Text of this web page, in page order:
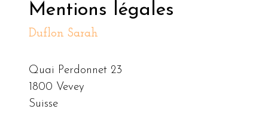
Mentions légales
Duflon Sarah
Quai Perdonnet 23
1800 Vevey
Suisse